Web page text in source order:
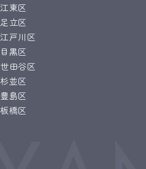
江東区
足立区
江戸川区
目黒区
世田谷区
杉並区
豊島区
板橋区